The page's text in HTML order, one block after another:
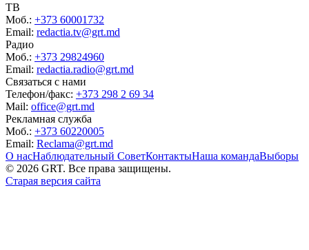
ТВ
Моб.: +373 60001732
Email: redactia.tv@grt.md
Радио
Моб.: +373 29824960
Email: redactia.radio@grt.md
Связаться с нами
Телефон/факс: +373 298 2 69 34
Mail: office@grt.md
Рекламная служба
Моб.: +373 60220005
Email: Reclama@grt.md
О насНаблюдательный СоветКонтактыНаша командаВыборы
© 2026 GRT. Все права защищены.
Старая версия сайта